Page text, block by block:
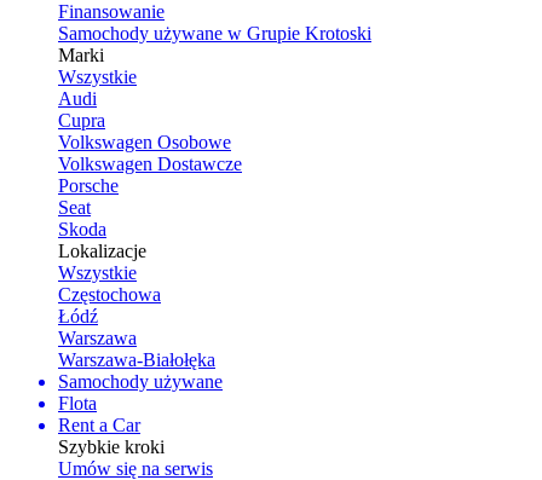
Finansowanie
Samochody używane w Grupie Krotoski
Marki
Wszystkie
Audi
Cupra
Volkswagen Osobowe
Volkswagen Dostawcze
Porsche
Seat
Skoda
Lokalizacje
Wszystkie
Częstochowa
Łódź
Warszawa
Warszawa-Białołęka
Samochody używane
Flota
Rent a Car
Szybkie kroki
Umów się na serwis